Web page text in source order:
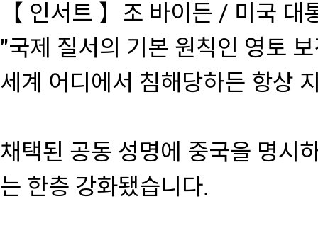
【 인서트 】조 바이든 / 미국 대
"국제 질서의 기본 원칙인 영토
세계 어디에서 침해당하든 항상
채택된 공동 성명에 중국을 명시
는 한층 강화됐습니다.